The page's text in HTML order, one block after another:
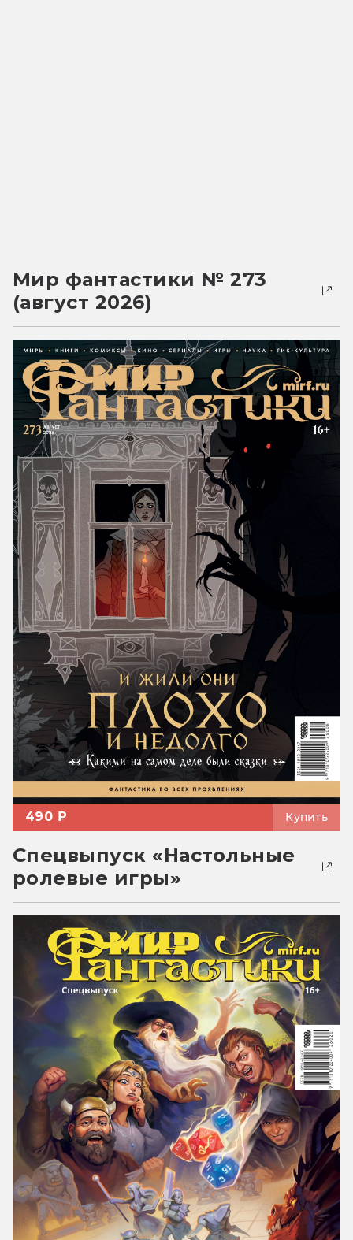
Мир фантастики № 273
(август 2026)
490 ₽ Купить
Спецвыпуск «Настольные
ролевые игры»